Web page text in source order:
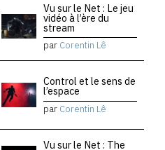
Vu sur le Net : Le jeu
vidéo à l’ère du
stream
par Corentin Lê
Control et le sens de
l’espace
par Corentin Lê
Vu sur le Net : The